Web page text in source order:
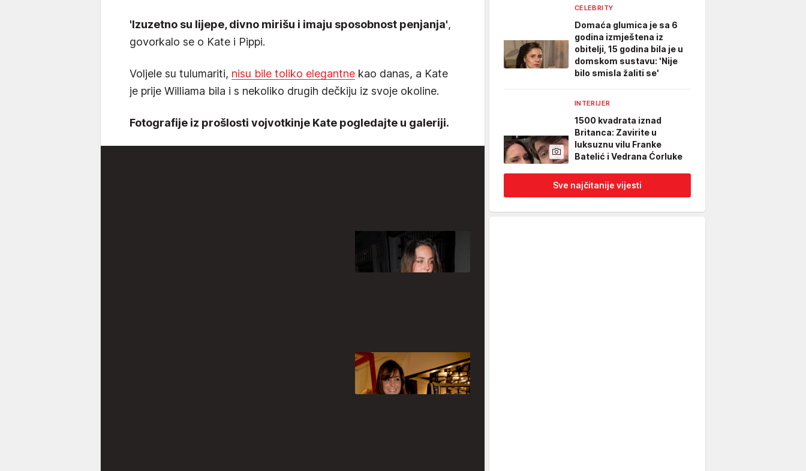
'Izuzetno su lijepe, divno mirišu i imaju sposobnost penjanja',
govorkalo se o Kate i Pippi.
Voljele su tulumariti, nisu bile toliko elegantne kao danas, a Kate
je prije Williama bila i s nekoliko drugih dečkiju iz svoje okoline.
Fotografije iz prošlosti vojvotkinje Kate pogledajte u galeriji.
CELEBRITY
Domaća glumica je sa 6
godina izmještena iz
obitelji, 15 godina bila je u
domskom sustavu: 'Nije
bilo smisla žaliti se'
INTERIJER
1500 kvadrata iznad
Britanca: Zavirite u
luksuznu vilu Franke
Batelić i Vedrana Ćorluke
Sve najčitanije vijesti